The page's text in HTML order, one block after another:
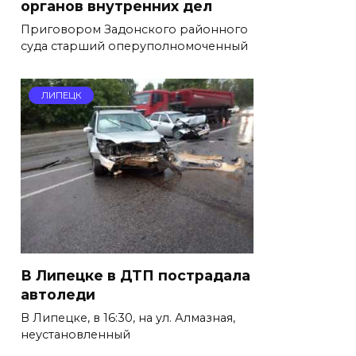
органов внутренних дел
Приговором Задонского районного
суда старший оперуполномоченный
ЛИПЕЦК
В Липецке в ДТП пострадала
автоледи
В Липецке, в 16:30, на ул. Алмазная,
неустановленный